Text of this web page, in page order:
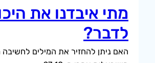
מתי איבדנו את
לדבר?
האם ניתן להחזיר את המילים